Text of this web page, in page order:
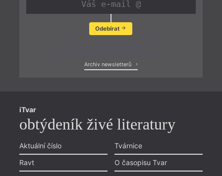
Odebírat
Archiv newsletterů
iTvar
obtýdeník živé literatury
Aktuální číslo
Ravt
Tvárnice
O časopisu Tvar